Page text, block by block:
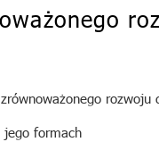
rozwoju
jego formach